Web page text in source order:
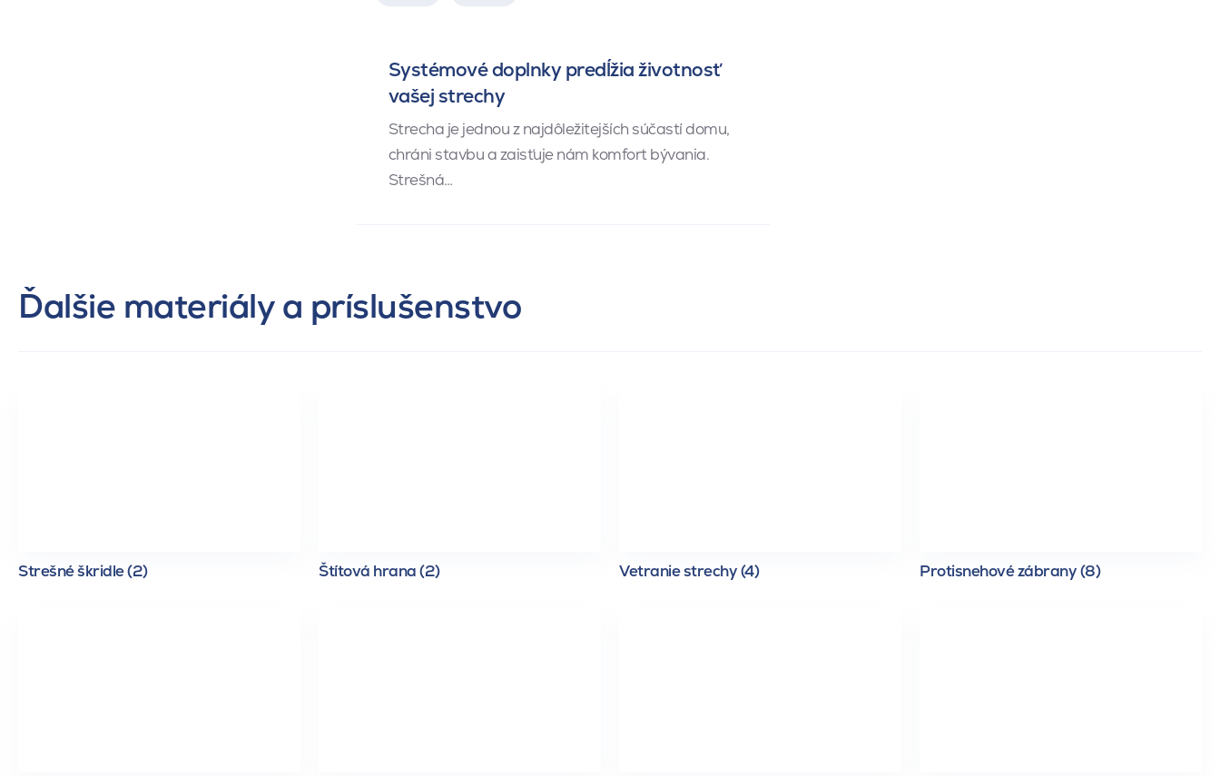
Systémové doplnky predĺžia životnosť
vašej strechy
Strecha je jednou z najdôležitejších súčastí domu,
chráni stavbu a zaisťuje nám komfort bývania.
Strešná…
Ďalšie materiály a príslušenstvo
Strešné škridle (2) Štítová hrana (2) Vetranie strechy (4) Protisnehové zábrany (8)